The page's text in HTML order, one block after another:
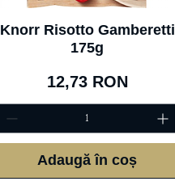
Afișare rapidă
Knorr Risotto Gamberetti
175g
Preț
12,73 RON
Adaugă în coș